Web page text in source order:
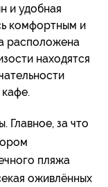
и удобная
комфортным и
расположена
находятся
Главное, за что
пляжа
оживлённых